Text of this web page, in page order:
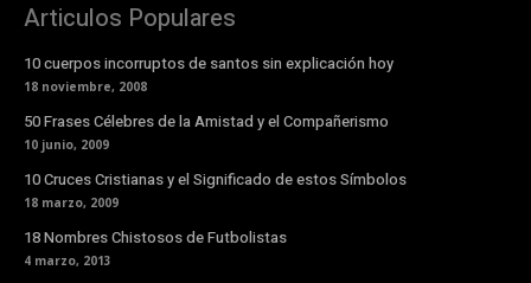
Articulos Populares
10 cuerpos incorruptos de santos sin explicación hoy
18 noviembre, 2008
50 Frases Célebres de la Amistad y el Compañerismo
10 junio, 2009
10 Cruces Cristianas y el Significado de estos Símbolos
18 marzo, 2009
18 Nombres Chistosos de Futbolistas
4 marzo, 2013